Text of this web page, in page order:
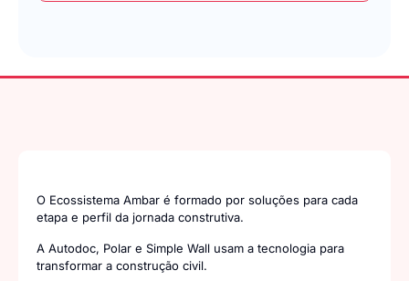
O Ecossistema Ambar é formado por soluções para cada
etapa e perfil da jornada construtiva.
A Autodoc, Polar e Simple Wall usam a tecnologia para
transformar a construção civil.